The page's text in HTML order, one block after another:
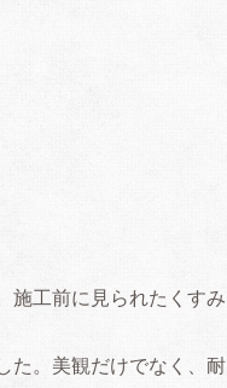
施工前に見られたくすみ
た。美観だけでなく、耐